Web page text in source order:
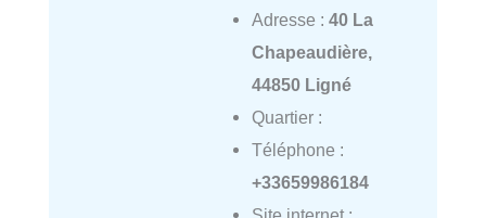
Adresse : 40 La
Chapeaudière,
44850 Ligné
Quartier :
Téléphone :
+33659986184